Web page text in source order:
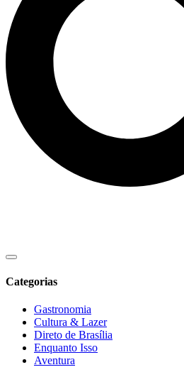
Categorias
Gastronomia
Cultura & Lazer
Direto de Brasília
Enquanto Isso
Aventura